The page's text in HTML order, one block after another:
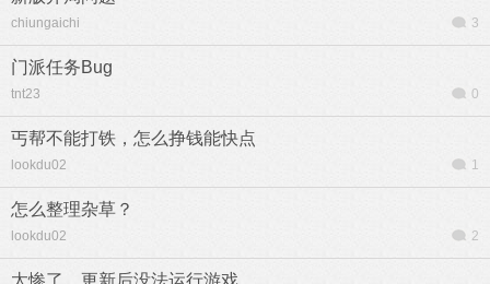
chiungaichi 3
门派任务Bug
tnt23 0
丐帮不能打铁，怎么挣钱能快点
lookdu02 1
怎么整理杂草？
lookdu02 2
太惨了，更新后没法运行游戏